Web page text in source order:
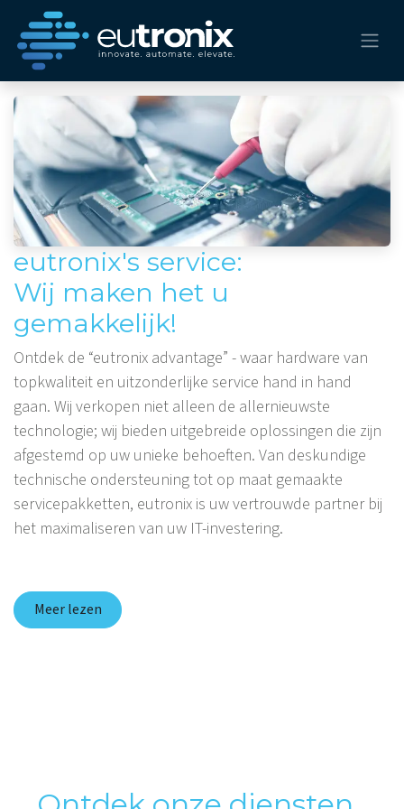
eutronix's service:
Wij maken het u
gemakkelijk!
Ontdek de “eutronix advantage” - waar hardware van
topkwaliteit en uitzonderlijke service hand in hand
gaan. Wij verkopen niet alleen de allernieuwste
technologie; wij bieden uitgebreide oplossingen die zijn
afgestemd op uw unieke behoeften. Van deskundige
technische ondersteuning tot op maat gemaakte
servicepakketten, eutronix is uw vertrouwde partner bij
het maximaliseren van uw IT-investering.
Meer lezen